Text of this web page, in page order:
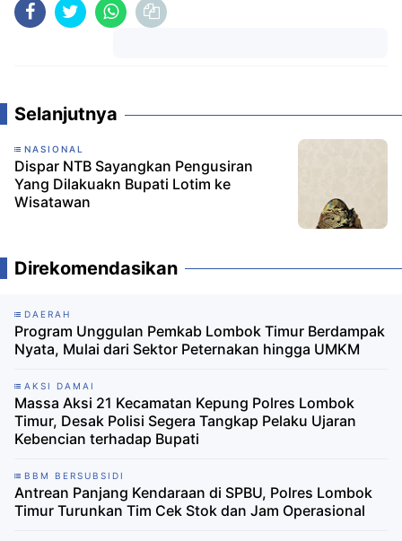
Selanjutnya
NASIONAL
Dispar NTB Sayangkan Pengusiran
Yang Dilakuakn Bupati Lotim ke
Wisatawan
Direkomendasikan
DAERAH
Program Unggulan Pemkab Lombok Timur Berdampak
Nyata, Mulai dari Sektor Peternakan hingga UMKM
AKSI DAMAI
Massa Aksi 21 Kecamatan Kepung Polres Lombok
Timur, Desak Polisi Segera Tangkap Pelaku Ujaran
Kebencian terhadap Bupati
BBM BERSUBSIDI
Antrean Panjang Kendaraan di SPBU, Polres Lombok
Timur Turunkan Tim Cek Stok dan Jam Operasional